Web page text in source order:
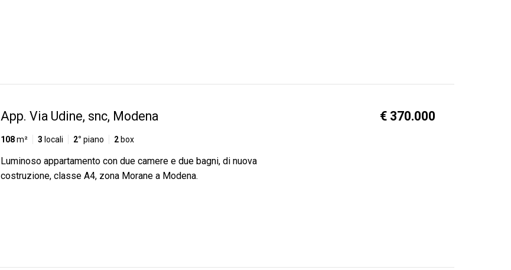
App. Via Udine, snc, Modena
108m² 3 locali 2° piano 2box
€ 370.000
Luminoso appartamento con due camere e due bagni, di nuova
costruzione, classe A4, zona Morane a Modena.